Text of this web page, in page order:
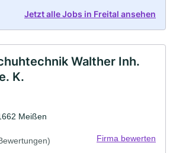
Jetzt alle Jobs in Freital ansehen
Walther Inh.
K.
Meißen
Firma bewerten